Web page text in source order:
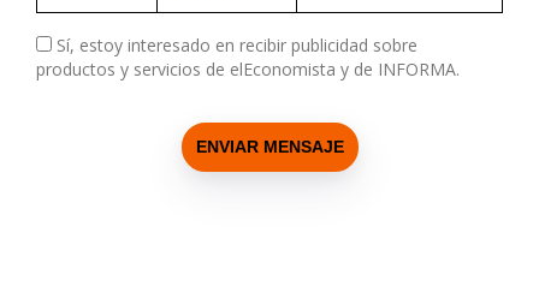
Sí, estoy interesado en recibir publicidad sobre
productos y servicios de elEconomista y de INFORMA.
ENVIAR MENSAJE